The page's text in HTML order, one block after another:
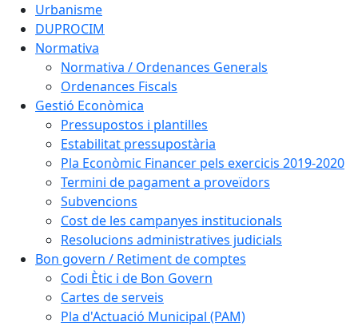
Urbanisme
DUPROCIM
Normativa
Normativa / Ordenances Generals
Ordenances Fiscals
Gestió Econòmica
Pressupostos i plantilles
Estabilitat pressupostària
Pla Econòmic Financer pels exercicis 2019-2020
Termini de pagament a proveïdors
Subvencions
Cost de les campanyes institucionals
Resolucions administratives judicials
Bon govern / Retiment de comptes
Codi Ètic i de Bon Govern
Cartes de serveis
Pla d'Actuació Municipal (PAM)